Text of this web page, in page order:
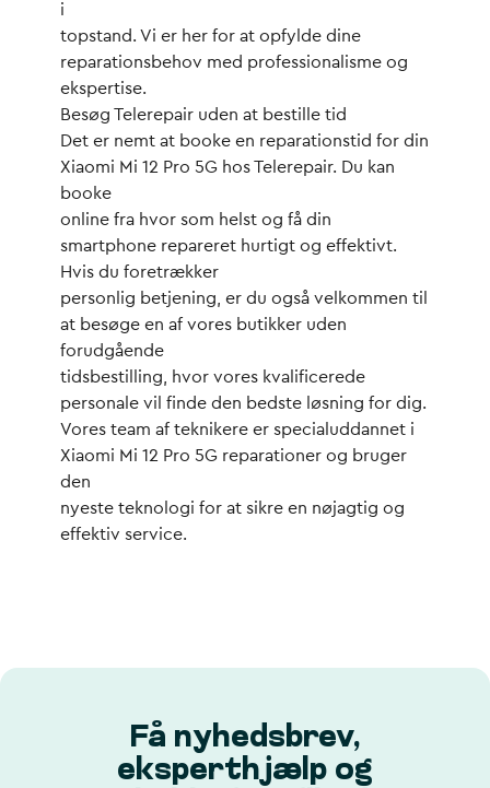
i
topstand. Vi er her for at opfylde dine
reparationsbehov med professionalisme og
ekspertise.
Besøg Telerepair uden at bestille tid
Det er nemt at booke en reparationstid for din
Xiaomi Mi 12 Pro 5G hos Telerepair. Du kan
booke
online fra hvor som helst og få din
smartphone repareret hurtigt og effektivt.
Hvis du foretrækker
personlig betjening, er du også velkommen til
at besøge en af vores butikker uden
forudgående
tidsbestilling, hvor vores kvalificerede
personale vil finde den bedste løsning for dig.
Vores team af teknikere er specialuddannet i
Xiaomi Mi 12 Pro 5G reparationer og bruger
den
nyeste teknologi for at sikre en nøjagtig og
effektiv service.
Få nyhedsbrev,
eksperthjælp og